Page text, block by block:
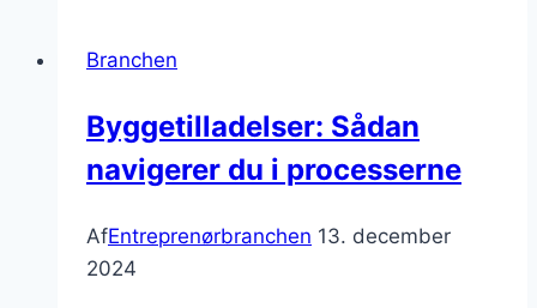
Branchen
Byggetilladelser: Sådan
navigerer du i processerne
AfEntreprenørbranchen 13. december
2024